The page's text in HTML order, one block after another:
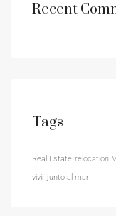
Recent
Tags
Real Estate relocation
vivir junto al mar